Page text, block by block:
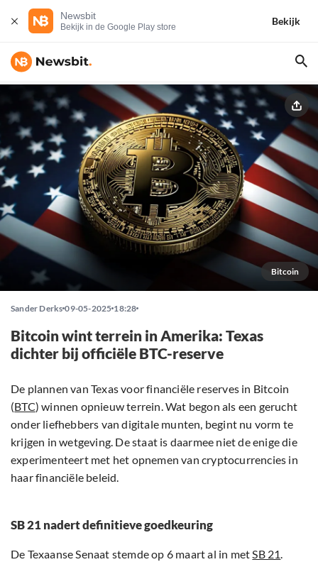
Newsbit
Bekijk in de Google Play store
Bekijk
Bitcoin
Sander Derks 09-05-2025 18:28
Bitcoin wint terrein in Amerika: Texas
dichter bij officiële BTC-reserve
De plannen van Texas voor financiële reserves in Bitcoin
(BTC) winnen opnieuw terrein. Wat begon als een gerucht
onder liefhebbers van digitale munten, begint nu vorm te
krijgen in wetgeving. De staat is daarmee niet de enige die
experimenteert met het opnemen van cryptocurrencies in
haar financiële beleid.
SB 21 nadert definitieve goedkeuring
De Texaanse Senaat stemde op 6 maart al in metSB 21.